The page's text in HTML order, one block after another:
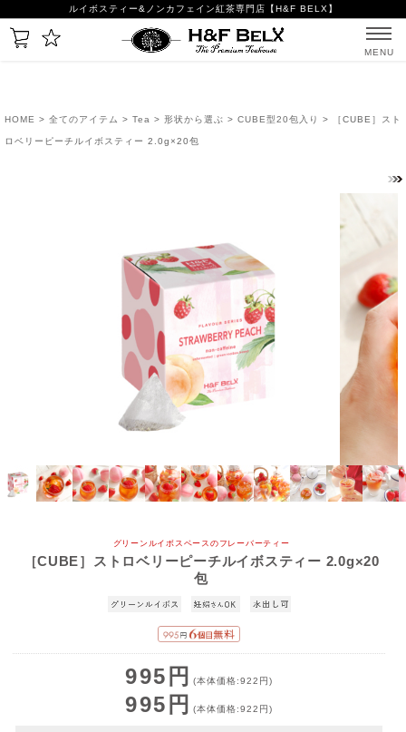
ルイボスティー&ノンカフェイン紅茶専門店【H&F BELX】
MENU
HOME > 全てのアイテム > Tea > 形状から選ぶ > CUBE型20包入り > ［CUBE］スト
ロベリーピーチルイボスティー 2.0g×20包
グリーンルイボスベースのフレーバーティー
［CUBE］ストロベリーピーチルイボスティー 2.0g×20
包
995円 (本体価格:922円)
995円 (本体価格:922円)